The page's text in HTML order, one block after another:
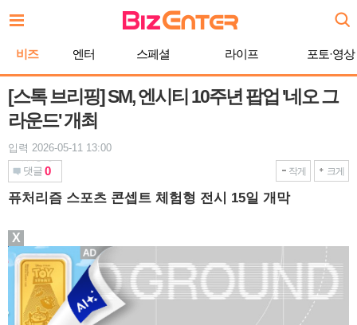
문
기
비즈 엔터 스페셜 라이프 포토·영상
[스톡 브리핑] SM, 엔시티 10주년 팝업 '네오 그
라운드' 개최
입력 2026-05-11 13:00
댓글 0 작게 크게
퓨처리즘 스포츠 콘셉트 체험형 전시 15일 개막
X